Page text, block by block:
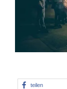
teilen